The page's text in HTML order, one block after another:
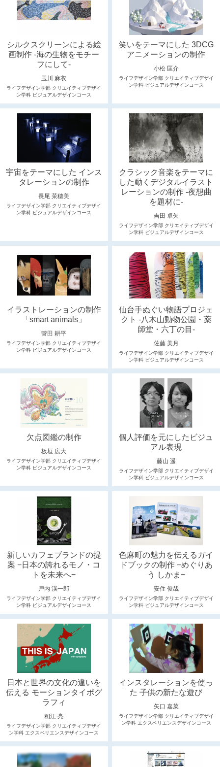
シルクスクリーンによる絵
画制作 -海の生物をモチー
フにして-
玉川 麻衣
ライフデザイン学部 クリエイティブデザイ
ン学科 ビジュアルデザインコース
笑いをテーマにした 3DCG
アニメーションの制作
小松 匡介
ライフデザイン学部 クリエイティブデザイ
ン学科 ビジュアルデザインコース
宇宙をテーマにした インス
タレーションの制作
長尾 菜穂美
ライフデザイン学部 クリエイティブデザイ
ン学科 ビジュアルデザインコース
クラシック音楽をテーマに
した動くデジタルイラスト
レーションの制作 -夜想曲
を題材に-
吉田 卓矢
ライフデザイン学部 クリエイティブデザイ
ン学科 ビジュアルデザインコース
イラストレーションの制作
「smart animals」
菅田 耕平
ライフデザイン学部 クリエイティブデザイ
ン学科 ビジュアルデザインコース
仙台手ぬぐい物語プロジェ
クト -八木山動物公園・薬
師堂・六丁の目-
佐藤 美月
ライフデザイン学部 クリエイティブデザイ
ン学科 ビジュアルデザインコース
欠点図鑑の制作
板垣 広大
ライフデザイン学部 クリエイティブデザイ
ン学科 ビジュアルデザインコース
個人評価を元にしたビジュ
アル表現
藤山 遥
ライフデザイン学部 クリエイティブデザイ
ン学科 ビジュアルデザインコース
新しいカフェブランドの提
案 −日本の誇れるモノ・コ
トを未来へ−
戸内 渓一郎
ライフデザイン学部 クリエイティブデザイ
ン学科 ビジュアルデザインコース
色麻町の魅力を伝えるガイ
ドブックの制作 −めぐりあ
う しかま−
安住 俊哉
ライフデザイン学部 クリエイティブデザイ
ン学科 ビジュアルデザインコース
日本と世界の文化の違いを
伝える モーションタイポグ
ラフィ
籾江 亮
ライフデザイン学部 クリエイティブデザイ
ン学科 エクスペリエンスデザインコース
インスタレーションを使っ
た 子供の新たな遊び
矢口 嘉菜
ライフデザイン学部 クリエイティブデザイ
ン学科 エクスペリエンスデザインコース